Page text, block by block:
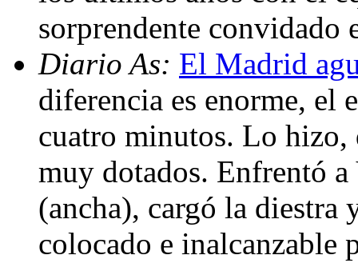
sorprendente
Diario As: El Madrid
diferencia es enorme, el
cuatro minutos. Lo
muy dotados. Enfrentó
(ancha), cargó la diestra
colocado e inalcanzable